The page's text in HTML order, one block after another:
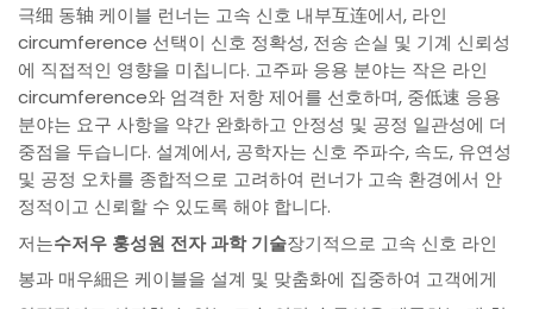
극细 동轴 케이블 런너는 고속 신호 내부互连에서, 라인
circumference 선택이 신호 정확성, 전송 손실 및 기계 신뢰성
에 직접적인 영향을 미칩니다. 고주파 응용 분야는 작은 라인
circumference와 엄격한 저항 제어를 선호하며, 중低速 응용
분야는 요구 사항을 약간 완화하고 안정성 및 공정 일관성에 더
중점을 두습니다. 설계에서, 공학자는 신호 주파수, 속도, 유연성
및 공정 오차를 종합적으로 고려하여 런너가 고속 환경에서 안
정적이고 신뢰할 수 있도록 해야 합니다.
저는수저우 훙성원 전자 과학 기술장기적으로 고속 신호 라인
봉과 매우細은 케이블을 설계 및 맞춤화에 집중하여 고객에게